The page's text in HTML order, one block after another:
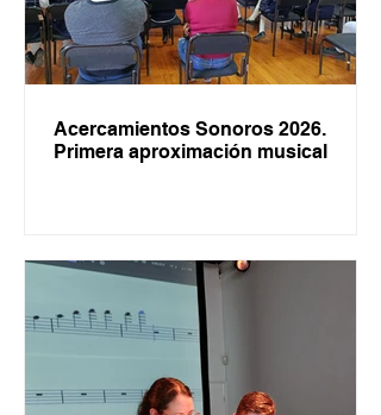
Acercamientos Sonoros 2026.
Primera aproximación musical